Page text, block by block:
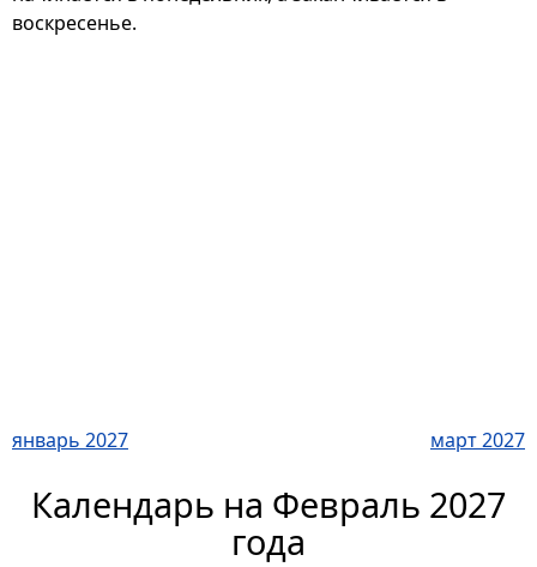
воскресенье.
январь 2027 март 2027
Календарь на Февраль 2027
года